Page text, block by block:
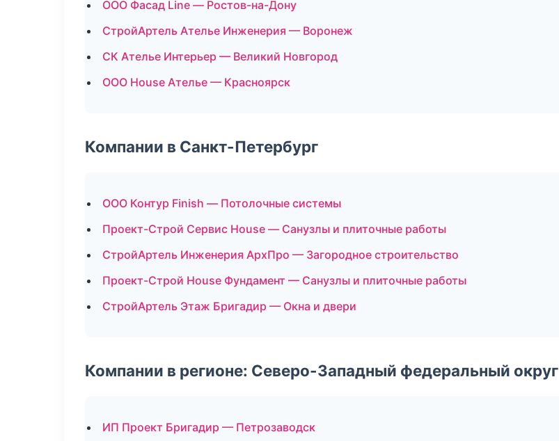
ООО Фасад Line — Ростов-на-Дону
СтройАртель Ателье Инженерия — Воронеж
СК Ателье Интерьер — Великий Новгород
ООО House Ателье — Красноярск
Компании в Санкт-Петербург
ООО Контур Finish — Потолочные системы
Проект-Строй Сервис House — Санузлы и плиточные работы
СтройАртель Инженерия АрхПро — Загородное строительство
Проект-Строй House Фундамент — Санузлы и плиточные работы
СтройАртель Этаж Бригадир — Окна и двери
Компании в регионе: Северо-Западный федеральный округ
ИП Проект Бригадир — Петрозаводск